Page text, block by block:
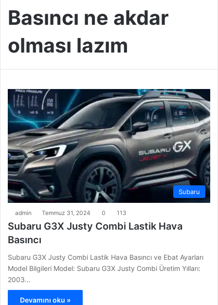
Basıncı ne akdar
olması lazım
Subaru
admin Temmuz 31, 2024 0 113
Subaru G3X Justy Combi Lastik Hava
Basıncı
Subaru G3X Justy Combi Lastik Hava Basıncı ve Ebat Ayarları
Model Bilgileri Model: Subaru G3X Justy Combi Üretim Yılları:
2003…
Devamını oku »